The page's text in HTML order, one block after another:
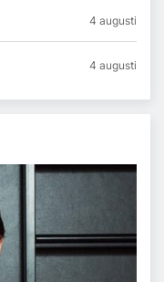
4 augusti
4 augusti